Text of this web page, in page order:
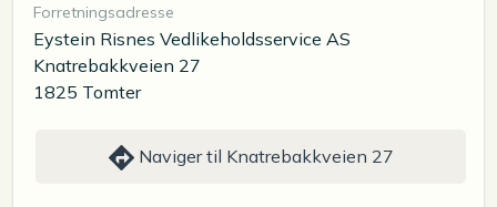
Forretningsadresse
Eystein Risnes Vedlikeholdsservice AS
Knatrebakkveien 27
1825 Tomter
Naviger til Knatrebakkveien 27